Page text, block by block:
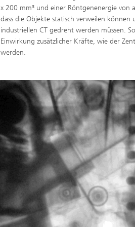
x 200 mm³ und einer Röntgenenergie von
dass die Objekte statisch verweilen
industriellen CT gedreht werden müssen.
Einwirkung zusätzlicher Kräfte, wie der
werden.